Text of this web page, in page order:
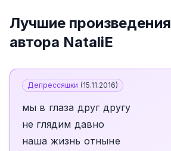
Лучшие произведения
автора NataliE
Депрессяшки (15.11.2016)
мы в глаза друг другу
не глядим давно
наша жизнь отныне